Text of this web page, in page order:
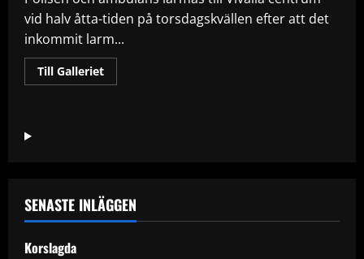
vid halv åtta-tiden på torsdagskvällen efter att det
inkommit larm...
Till GallerietRead
more
SENASTE INLÄGGEN
Korslagda